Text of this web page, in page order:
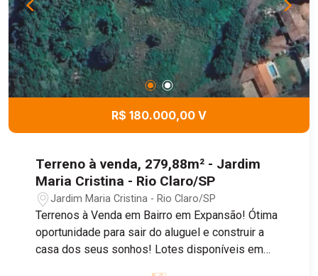
R$ 180.000,00 V
Terreno à venda, 279,88m² - Jardim
Maria Cristina - Rio Claro/SP
Jardim Maria Cristina - Rio Claro/SP
Terrenos à Venda em Bairro em Expansão! Ótima
oportunidade para sair do aluguel e construir a
casa dos seus sonhos! Lotes disponíveis em